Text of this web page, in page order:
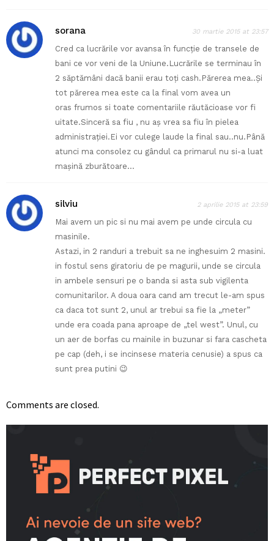
sorana 30 martie 2015 at 23:57
Cred ca lucrările vor avansa în funcţie de transele de
bani ce vor veni de la Uniune.Lucrările se terminau în
2 săptămâni dacă banii erau toţi cash.Părerea mea..Şi
tot părerea mea este ca la final vom avea un
oras frumos si toate comentariile răutăcioase vor fi
uitate.Sinceră sa fiu , nu aş vrea sa fiu în pielea
administraţiei.Ei vor culege laude la final sau..nu.Până
atunci ma consolez cu gândul ca primarul nu si-a luat
maşină zburătoare…
silviu 2 aprilie 2015 at 23:59
Mai avem un pic si nu mai avem pe unde circula cu
masinile.
Astazi, in 2 randuri a trebuit sa ne inghesuim 2 masini.
in fostul sens giratoriu de pe magurii, unde se circula
in ambele sensuri pe o banda si asta sub vigilenta
comunitarilor. A doua oara cand am trecut le-am spus
ca daca tot sunt 2, unul ar trebui sa fie la „meter”
unde era coada pana aproape de „tel west”. Unul, cu
un aer de borfas cu mainile in buzunar si fara cascheta
pe cap (deh, i se incinsese materia cenusie) a spus ca
sunt prea putini 😉
Comments are closed.